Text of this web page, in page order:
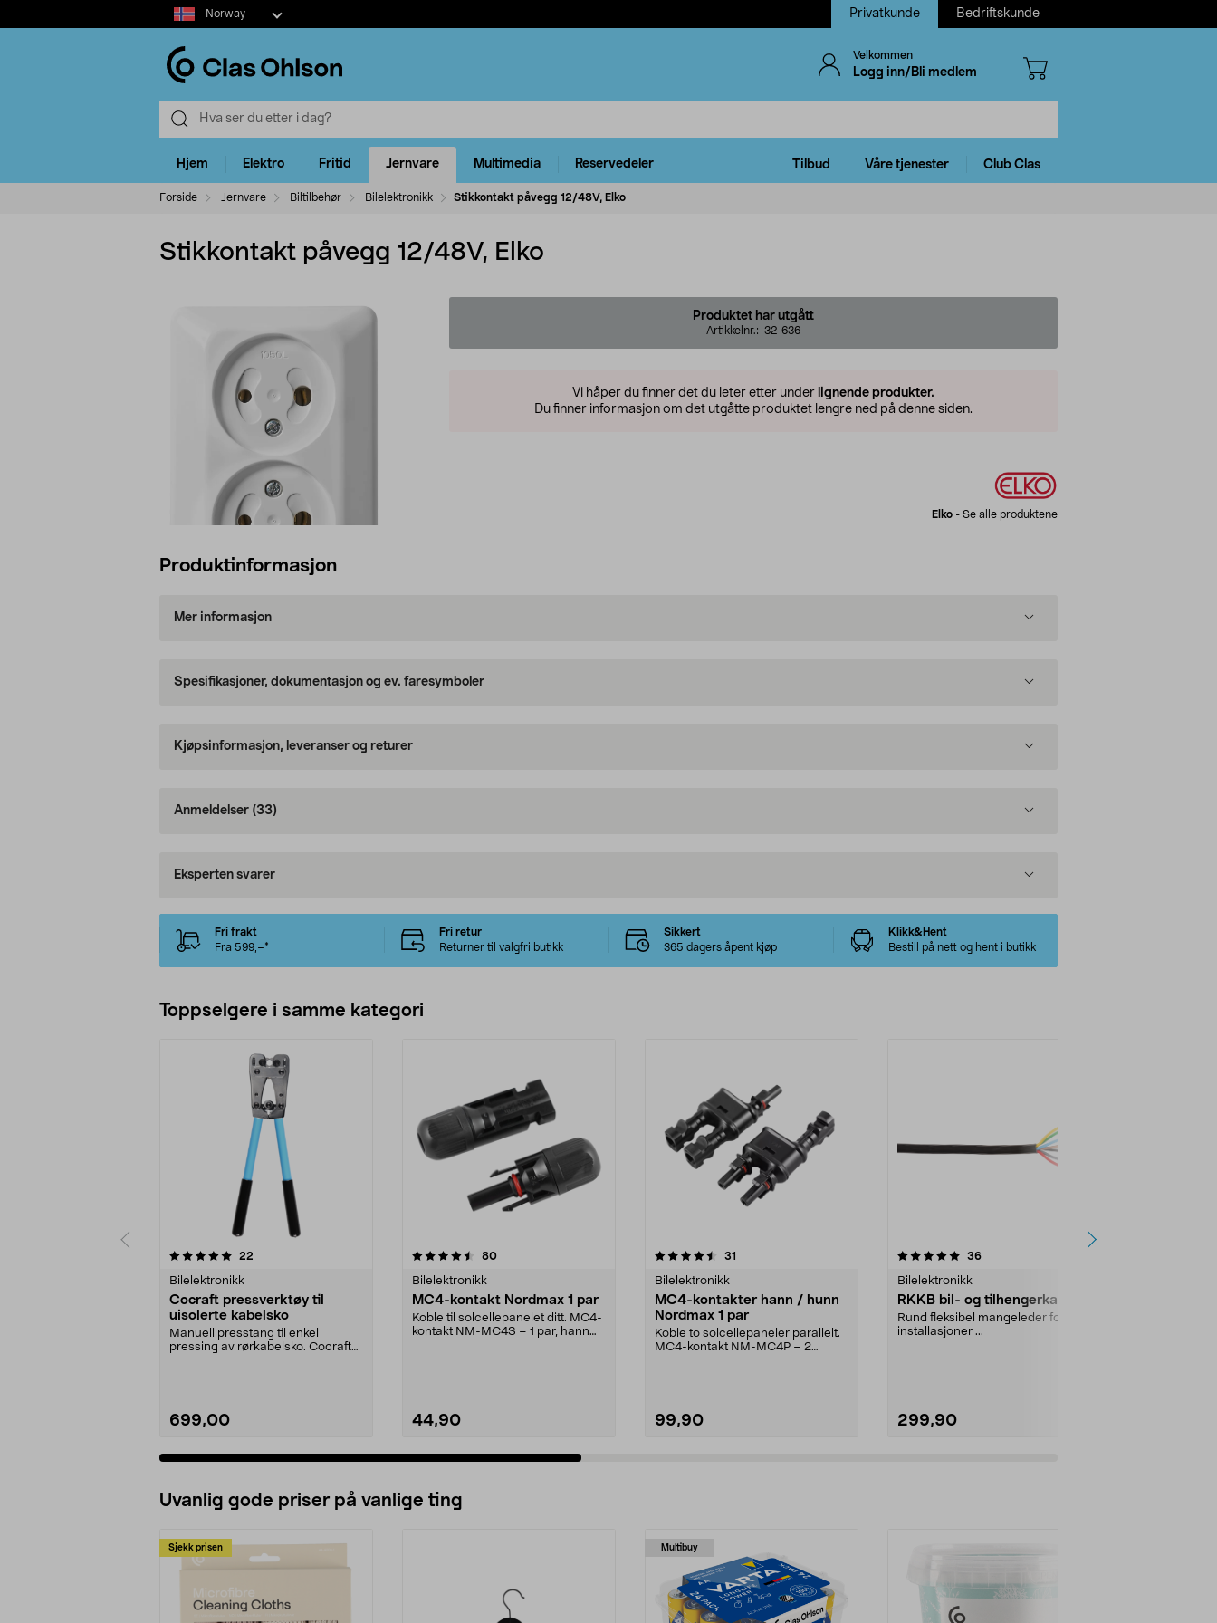
Select
market
Norway Privatkunde Bedriftskunde
Velkommen
Logg inn/Bli medlem
Hjem Elektro Fritid Jernvare Multimedia Reservedeler Tilbud Våre tjenester Club Clas
Forside Jernvare Biltilbehør Bilelektronikk Stikkontakt påvegg 12/48V, Elko
Stikkontakt påvegg 12/48V, Elko
Produktet har utgått
Artikkelnr.: 32-636
Vi håper du finner det du leter etter under lignende produkter.
Du finner informasjon om det utgåtte produktet lengre ned på denne siden.
Elko - Se alle produktene
Produktinformasjon
Mer informasjon
Spesifikasjoner, dokumentasjon og ev. faresymboler
Kjøpsinformasjon, leveranser og returer
Anmeldelser (33)
Eksperten svarer
Fri frakt
Fra 599,–*
Fri retur
Returner til valgfri butikk
Sikkert
365 dagers åpent kjøp
Klikk&Hent
Bestill på nett og hent i butikk
Toppselgere i samme kategori
22
Bilelektronikk
Cocraft pressverktøy til
uisolerte kabelsko
Manuell presstang til enkel
pressing av rørkabelsko. Cocraft
699,00
4.5 av 5 stjerner 80anmeldelser
Bilelektronikk
MC4-kontakt Nordmax 1 par
Koble til solcellepanelet ditt. MC4-
kontakt NM-MC4S – 1 par, hann
44,90
4.5 av 5 stjerner 31
Bilelektronikk
MC4-kontakter hann / hunn
Nordmax 1 par
Koble to solcellepaneler parallelt.
MC4-kontakt NM-MC4P – 2
99,90
5.0 av 5 stjerner 36anmeldelser
Bilelektronikk
RKKB bil- og tilhengerkabel
Rund fleksibel mangeleder for
installasjoner ...
299,90
4.5 av 5 stjerner
Uvanlig gode priser på vanlige ting
Sjekk prisen Multibuy